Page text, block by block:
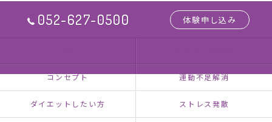
052-627-0500 体験申し込み
コンセプト 運動不足解消
ダイエットしたい方 ストレス発散